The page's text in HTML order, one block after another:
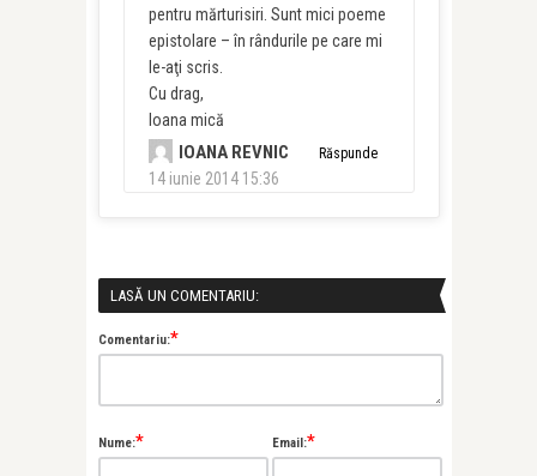
pentru mărturisiri. Sunt mici poeme
epistolare – în rândurile pe care mi
le-aţi scris.
Cu drag,
Ioana mică
IOANA REVNIC
14 iunie 2014 15:36
Răspunde
LASĂ UN COMENTARIU:
Comentariu:*
Nume:* Email:*